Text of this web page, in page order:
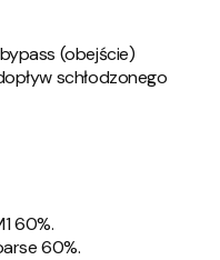
(obejście)
schłodzonego
60%.
60%.